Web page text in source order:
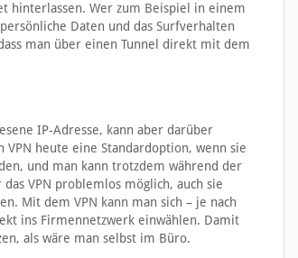
hinterlassen. Wer zum Beispiel in einem
Daten und das Surfverhalten
man über einen Tunnel direkt mit dem
IP-Adresse, kann aber darüber
heute eine Standardoption, wenn sie
und man kann trotzdem während der
VPN problemlos möglich, auch sie
Mit dem VPN kann man sich – je nach
ins Firmennetzwerk einwählen. Damit
als wäre man selbst im Büro.